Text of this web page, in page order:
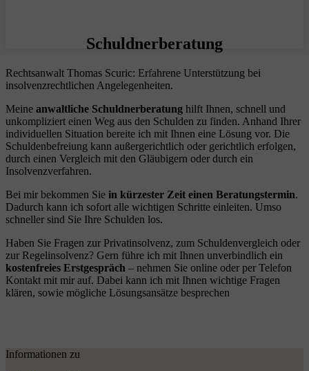
Schuldnerberatung
Rechtsanwalt Thomas Scuric: Erfahrene Unterstützung bei
insolvenzrechtlichen Angelegenheiten.
Meine anwaltliche Schuldnerberatung hilft Ihnen, schnell und
unkompliziert einen Weg aus den Schulden zu finden. Anhand Ihrer
individuellen Situation bereite ich mit Ihnen eine Lösung vor. Die
Schuldenbefreiung kann außergerichtlich oder gerichtlich erfolgen,
durch einen Vergleich mit den Gläubigern oder durch ein
Insolvenzverfahren.
Bei mir bekommen Sie in kürzester Zeit einen Beratungstermin.
Dadurch kann ich sofort alle wichtigen Schritte einleiten. Umso
schneller sind Sie Ihre Schulden los.
Haben Sie Fragen zur Privatinsolvenz, zum Schuldenvergleich oder
zur Regelinsolvenz? Gern führe ich mit Ihnen unverbindlich ein
kostenfreies Erstgespräch – nehmen Sie online oder per Telefon
Kontakt mit mir auf. Dabei kann ich mit Ihnen wichtige Fragen
klären, sowie mögliche Lösungsansätze besprechen
Informationen zu